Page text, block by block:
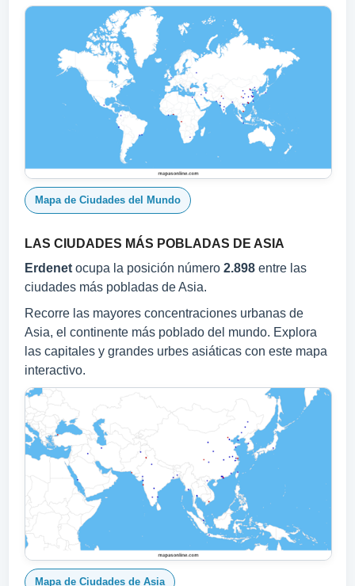
Mapa de Ciudades del Mundo
LAS CIUDADES MÁS POBLADAS DE ASIA
Erdenet ocupa la posición número 2.898 entre las
ciudades más pobladas de Asia.
Recorre las mayores concentraciones urbanas de
Asia, el continente más poblado del mundo. Explora
las capitales y grandes urbes asiáticas con este mapa
interactivo.
Mapa de Ciudades de Asia